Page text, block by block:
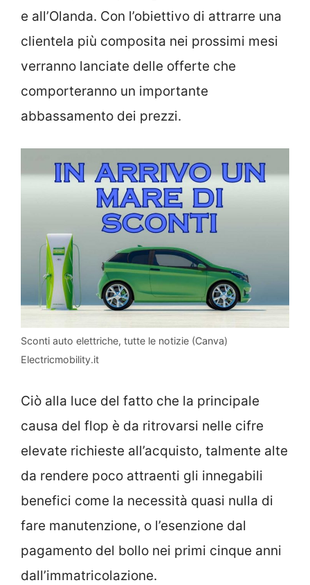
e all’Olanda. Con l’obiettivo di attrarre una
clientela più composita nei prossimi mesi
verranno lanciate delle offerte che
comporteranno un importante
abbassamento dei prezzi.
Sconti auto elettriche, tutte le notizie (Canva)
Electricmobility.it
Ciò alla luce del fatto che la principale
causa del flop è da ritrovarsi nelle cifre
elevate richieste all’acquisto, talmente alte
da rendere poco attraenti gli innegabili
benefici come la necessità quasi nulla di
fare manutenzione, o l’esenzione dal
pagamento del bollo nei primi cinque anni
dall’immatricolazione.